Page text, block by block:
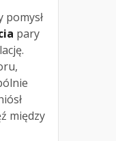
pomysł
pary
między